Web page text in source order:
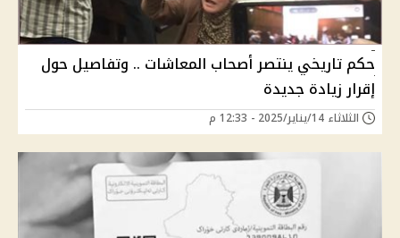
حكم تاريخي ينتصر أصحاب المعاشات .. وتفاصيل حول
إقرار زيادة جديدة
الثلاثاء 14/يناير/2025 - 12:33 م